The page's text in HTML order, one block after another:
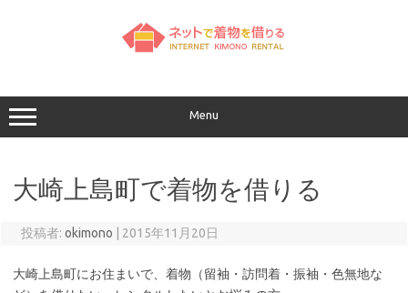
キ
ッ
プ
Menu
大崎上島町で着物を借りる
投稿者: okimono 2015年11月20日
大崎上島町にお住まいで、着物（留袖・訪問着・振袖・色無地な